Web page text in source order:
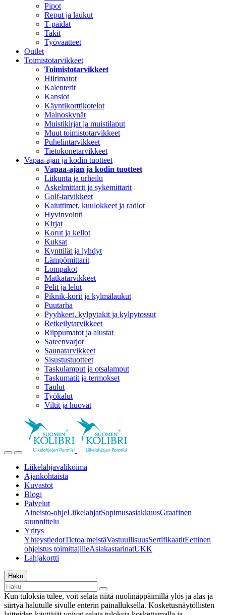
Pipot
Reput ja laukut
T-paidat
Takit
Työvaatteet
Outlet
Toimistotarvikkeet
Toimistotarvikkeet
Hiirimatot
Kalenterit
Kansiot
Käyntikorttikotelot
Mainoskynät
Muistikirjat ja muistilaput
Muut toimistotarvikkeet
Puhelintarvikkeet
Tietokonetarvikkeet
Vapaa-ajan ja kodin tuotteet
Vapaa-ajan ja kodin tuotteet
Liikunta ja urheilu
Askelmittarit ja sykemittarit
Golf-tarvikkeet
Kaiuttimet, kuulokkeet ja radiot
Hyvinvointi
Kirjat
Korut ja kellot
Kuksat
Kynttilät ja lyhdyt
Lämpömittarit
Lompakot
Matkatarvikkeet
Pelit ja lelut
Piknik-korit ja kylmälaukut
Puutarha
Pyyhkeet, kylpytakit ja kylpytossut
Retkeilytarvikkeet
Riippumatot ja alustat
Sateenvarjot
Saunatarvikkeet
Sisustustuotteet
Taskulamput ja otsalamput
Taskumatit ja termokset
Taulut
Työkalut
Viltit ja huovat
Liikelahjavalikoima
Ajankohtaista
Kuvastot
Blogi
Palvelut
Aineisto-ohjeLiikelahjatSopimusasiakkuusGraafinen
suunnittelu
Yritys
YhteystiedotTietoa meistäVastuullisuusSertifikaatitEettinen
ohjeistus toimittajilleAsiakastarinatUKK
Lahjakortti
Haku
Kun tuloksia tulee, voit selata niitä nuolinäppäimillä ylös ja alas ja
siirtyä halutulle sivulle enterin painalluksella. Kosketusnäytöllisten